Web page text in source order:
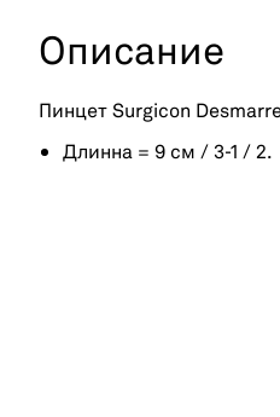
Описание
Пинцет Surgicon
Длинна = 9 см / 3-1 / 2.